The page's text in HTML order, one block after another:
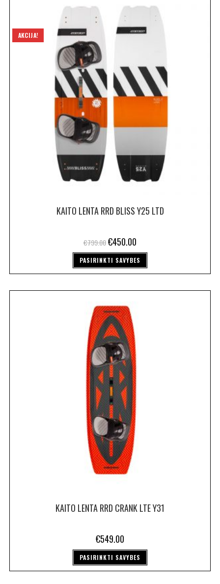
AKCIJA!
KAITO LENTA RRD BLISS Y25 LTD
€799.00€450.00
PASIRINKTI SAVYBES
KAITO LENTA RRD CRANK LTE Y31
€549.00
PASIRINKTI SAVYBES